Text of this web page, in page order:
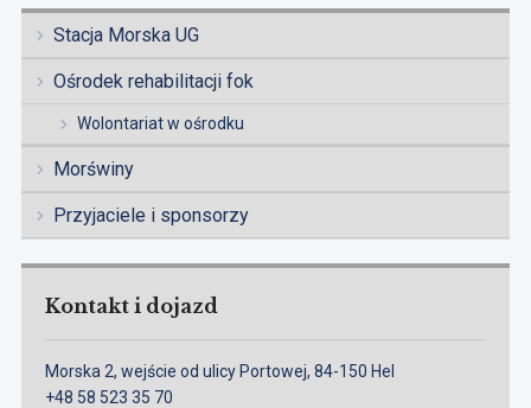
Stacja Morska UG
Ośrodek rehabilitacji fok
Wolontariat w ośrodku
Morświny
Przyjaciele i sponsorzy
Kontakt i dojazd
Morska 2, wejście od ulicy Portowej, 84-150 Hel
+48 58 523 35 70